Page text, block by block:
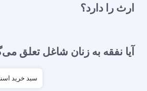
ارث را دارد؟
آیا نفقه به زنان شاغل تعلق
سبد خرید